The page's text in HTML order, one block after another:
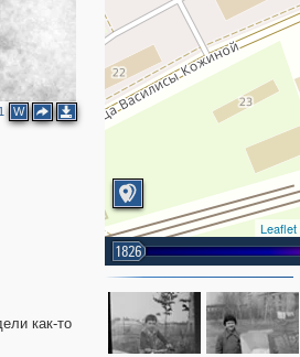
W
Leaflet
1826
как-то